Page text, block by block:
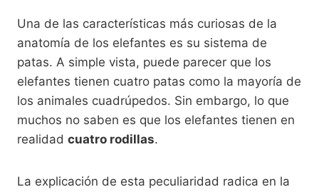
Una de las características más curiosas de la
anatomía de los elefantes es su sistema de
patas. A simple vista, puede parecer que los
elefantes tienen cuatro patas como la mayoría de
los animales cuadrúpedos. Sin embargo, lo que
muchos no saben es que los elefantes tienen en
realidad cuatro rodillas.
La explicación de esta peculiaridad radica en la